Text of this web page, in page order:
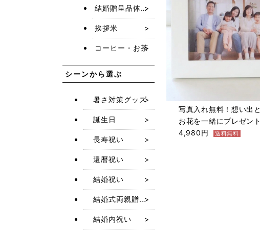
写真入れ無料！想い出と
お花を一緒にプレゼント
4,980円
送料無料
結婚贈呈品体重米
挨拶米
コーヒー・お茶
シーンから選ぶ
暑さ対策グッズ
誕生日
長寿祝い
還暦祝い
結婚祝い
結婚式両親贈呈品
結婚内祝い